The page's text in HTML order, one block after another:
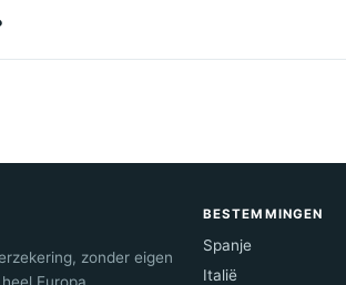
zonder eigen
BESTEMMINGEN
Spanje
Italië